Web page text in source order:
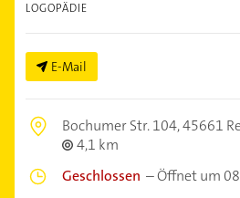
LOGOPÄDIE
E-Mail
Bochumer Str. 104,45661
4,1 km
Geschlossen –Öffnet um